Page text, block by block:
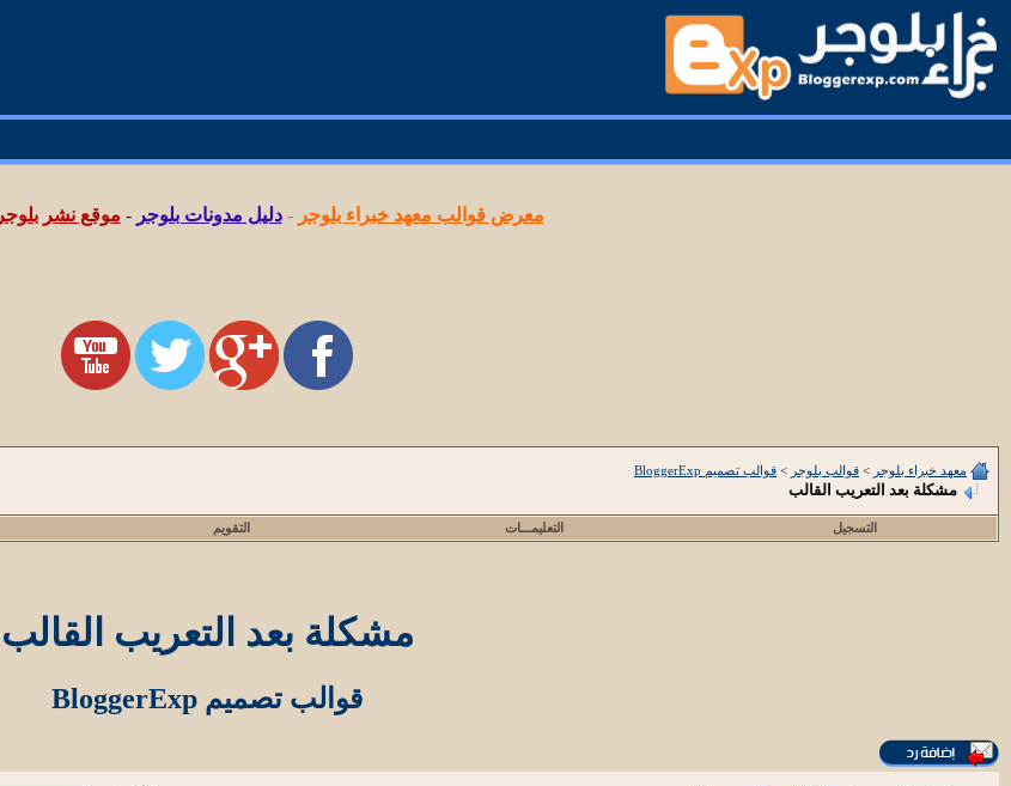
معرض قوالب معهد خبراء بلوجر -دليل مدونات بلوجر - موقع نشر بلوجر
معهد خبراء بلوجر > قوالب بلوجر > قوالب تصميم BloggerExp
مشكلة بعد التعريب القالب
التسجيل التعليمـــات التقويم
مشكلة بعد التعريب القالب
قوالب تصميم BloggerExp